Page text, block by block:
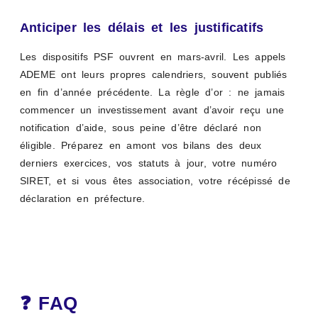
Anticiper les délais et les justificatifs
Les dispositifs PSF ouvrent en mars-avril. Les appels
ADEME ont leurs propres calendriers, souvent publiés
en fin d’année précédente. La règle d’or : ne jamais
commencer un investissement avant d’avoir reçu une
notification d’aide, sous peine d’être déclaré non
éligible. Préparez en amont vos bilans des deux
derniers exercices, vos statuts à jour, votre numéro
SIRET, et si vous êtes association, votre récépissé de
déclaration en préfecture.
❓ FAQ